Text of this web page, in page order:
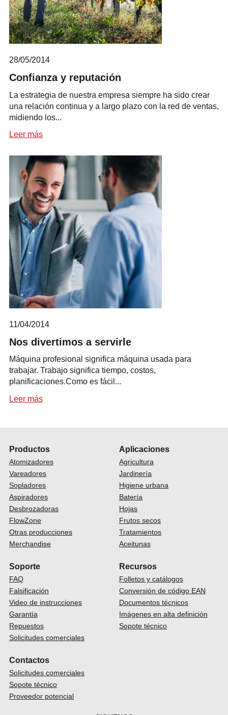
28/05/2014
Confianza y reputación
La estrategia de nuestra empresa siempre ha sido crear
una relación continua y a largo plazo con la red de ventas,
midiendo los...
Leer más
11/04/2014
Nos divertimos a servirle
Máquina profesional significa máquina usada para
trabajar. Trabajo significa tiempo, costos,
planificaciones.Como es fácil...
Leer más
Productos
Atomizadores
Vareadores
Sopladores
Aspiradores
Desbrozadoras
FlowZone
Otras producciones
Merchandise
Aplicaciones
Agricultura
Jardinería
Higiene urbana
Batería
Hojas
Frutos secos
Tratamientos
Aceitunas
Soporte
FAQ
Falsificación
Video de instrucciones
Garantía
Repuestos
Solicitudes comerciales
Recursos
Folletos y catálogos
Conversión de código EAN
Documentos técnicos
Imágenes en alta definición
Sopote técnico
Contactos
Solicitudes comerciales
Sopote técnico
Proveedor potencial